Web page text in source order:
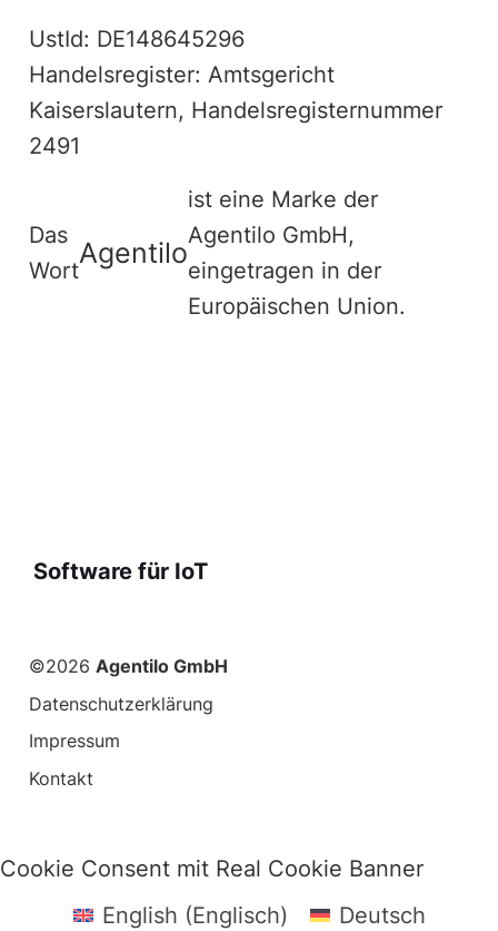
UstId: DE148645296
Handelsregister: Amtsgericht
Kaiserslautern, Handelsregisternummer
2491
Das
Wort
Agentilo
ist eine Marke der
Agentilo GmbH,
eingetragen in der
Europäischen Union.
Software für IoT
©2026Agentilo GmbH
Datenschutzerklärung
Impressum
Kontakt
Cookie Consent mit Real Cookie Banner
English (Englisch) Deutsch